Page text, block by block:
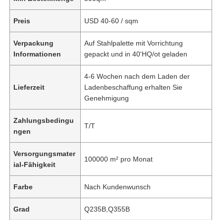
Preis USD 40-60 / sqm
Verpackung
Informationen
Auf Stahlpalette mit Vorrichtung
gepackt und in 40'HQ/ot geladen
Lieferzeit
4-6 Wochen nach dem Laden der
Ladenbeschaffung erhalten Sie
Genehmigung
Zahlungsbedingu
ngen
T/T
Versorgungsmater
ial-Fähigkeit
100000 m² pro Monat
Farbe Nach Kundenwunsch
Grad Q235B,Q355B